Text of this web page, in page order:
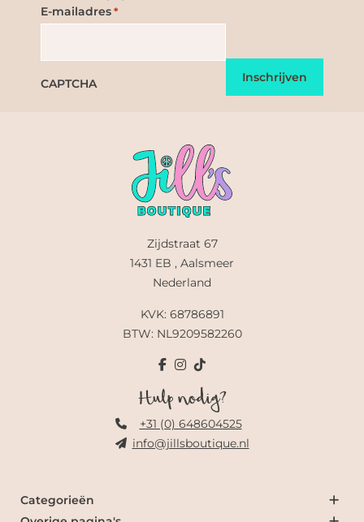
E-mailadres *
CAPTCHA
Zijdstraat 67
1431 EB , Aalsmeer
Nederland
KVK: 68786891
BTW: NL9209582260
Hulp nodig?
+31 (0) 648604525
info@jillsboutique.nl
Categorieën